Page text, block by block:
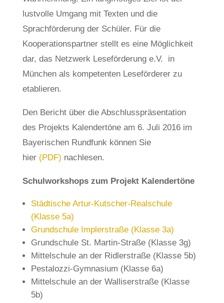
lustvolle Umgang mit Texten und die
Sprachförderung der Schüler. Für die
Kooperationspartner stellt es eine Möglichkeit
dar, das Netzwerk Leseförderung e.V. in
München als kompetenten Leseförderer zu
etablieren.
Den Bericht über die Abschlusspräsentation
des Projekts Kalendertöne am 6. Juli 2016 im
Bayerischen Rundfunk können Sie
hier (PDF) nachlesen.
Schulworkshops zum Projekt Kalendertöne
Städtische Artur-Kutscher-Realschule
(Klasse 5a)
Grundschule Implerstraße (Klasse 3a)
Grundschule St. Martin-Straße (Klasse 3g)
Mittelschule an der Ridlerstraße (Klasse 5b)
Pestalozzi-Gymnasium (Klasse 6a)
Mittelschule an der Walliserstraße (Klasse
5b)